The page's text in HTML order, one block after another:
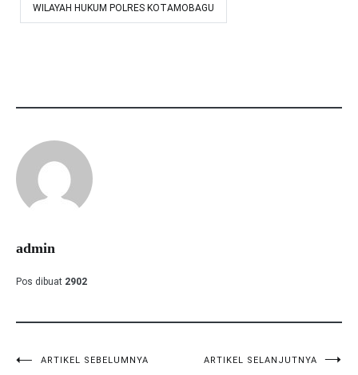
WILAYAH HUKUM POLRES KOTAMOBAGU
admin
Pos dibuat 2902
Navigasi
ARTIKEL SEBELUMNYA ARTIKEL SELANJUTNYA